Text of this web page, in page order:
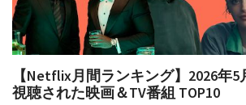
【Netflix月間ランキング】2026年
視聴された映画＆TV番組 TOP10